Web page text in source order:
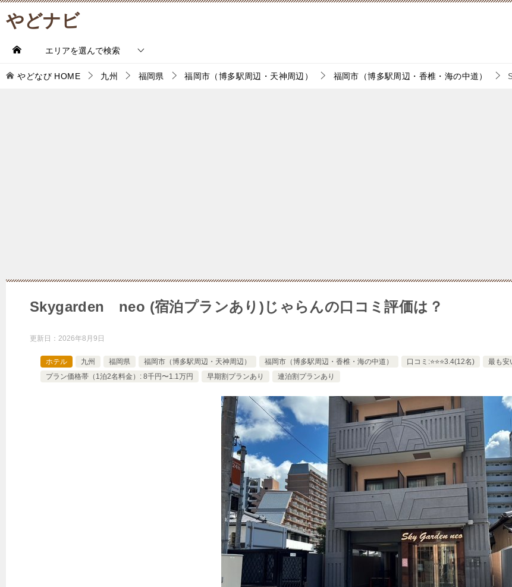
やどナビ
エリアを選んで検索
やどなび HOME 九州 福岡県 福岡市（博多駅周辺・天神周辺） 福岡市（博多駅周辺・香椎・海の中道）
Skygarden neo (宿泊プランあり)じゃらんの口コミ評価は？
更新日： 2026年8月9日
ホテル 九州 福岡県 福岡市（博多駅周辺・天神周辺） 福岡市（博多駅周辺・香椎・海の中道） 口コミ:⭐️⭐️⭐️3.4(12名)
最も安
プラン価格帯（1泊2名料金）: 8千円〜1.1万円
早期割プランあり 連泊割プランあり